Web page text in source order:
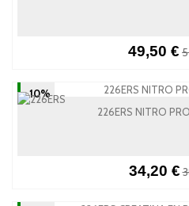
49,50 €
-10%
226ERS NITRO
34,20 €